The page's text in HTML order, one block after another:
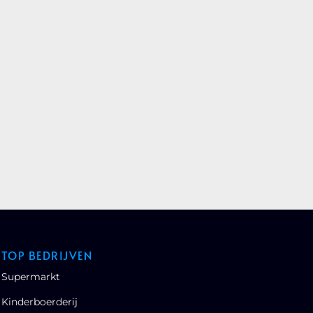
TOP BEDRIJVEN
Supermarkt
Kinderboerderij